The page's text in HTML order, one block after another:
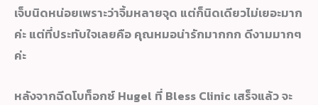
เจ็บนิดหน่อยเพราะว่าจิ้มหลายจุด แต่ก็นิดเดียวไม่เยอะมาก
ค่ะ แต่ที่ประทับใจเลยคือ คุณหมอน่ารักมากกก ดีงามมากๆ
ค่ะ
หลังจากฉีดโบท็อกซ์ Hugel ที่ Bless Clinic เสร็จแล้ว จะ